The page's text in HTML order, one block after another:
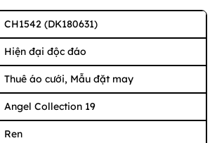
CH1542 (DK180631)
Hiện đại độc đáo
Thuê áo cưới, Mẫu đặt may
Angel Collection 19
Ren